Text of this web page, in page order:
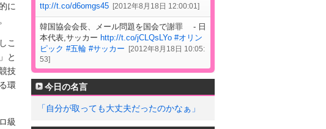
に
こ
と
技
環
級
ttp://t.co/d6omgs45 [2012年8月18日 12:00:01 ]
韓国協会会長、メール問題を国会で謝罪 - 日
本代表,サッカー http://t.co/jCLQsLYo #オリン
ピック #五輪 #サッカー [2012年8月18日 10:05:
53]
今日の名言
「自分が取っても大丈夫だったのかなぁ」